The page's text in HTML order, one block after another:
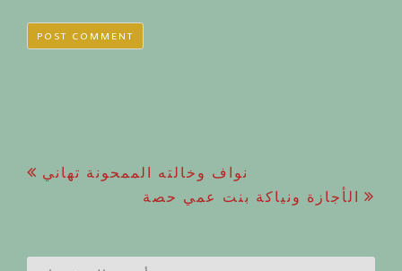
Post
navigation
نواف وخالته الممحونة تهاني
الأجازة ونياكة بنت عمي حصة